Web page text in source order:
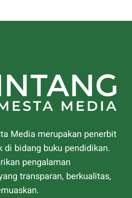
Media merupakan penerbit
di bidang buku pendidikan.
pengalaman
transparan, berkualitas,